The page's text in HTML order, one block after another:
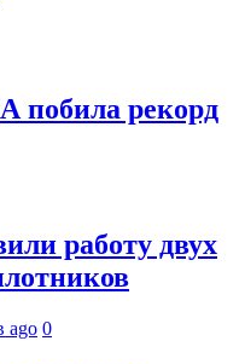
побила рекорд
работу двух
ago 0